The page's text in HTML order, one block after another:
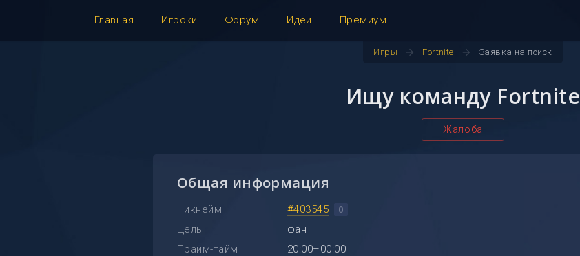
Главная Игроки Форум Идеи Премиум
Игры arrow_forward Fortnite arrow_forward Заявка на поиск
Ищу команду Fortnite
Жалоба
Общая информация
Никнейм #403545 0
Цель
фан
Прайм-тайм
20:00–00:00